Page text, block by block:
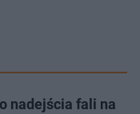
nadejścia fali na